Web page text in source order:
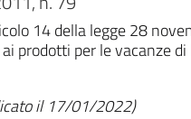
14 della legge 28
prodotti per le vacanze
il 17/01/2022)